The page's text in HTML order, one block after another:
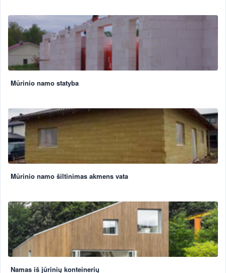
Mūrinio namo statyba
Mūrinio namo šiltinimas akmens vata
Namas iš jūrinių konteinerių